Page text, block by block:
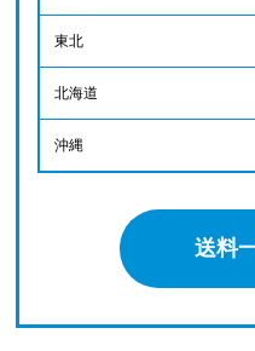
東北
北海道
沖縄
送料